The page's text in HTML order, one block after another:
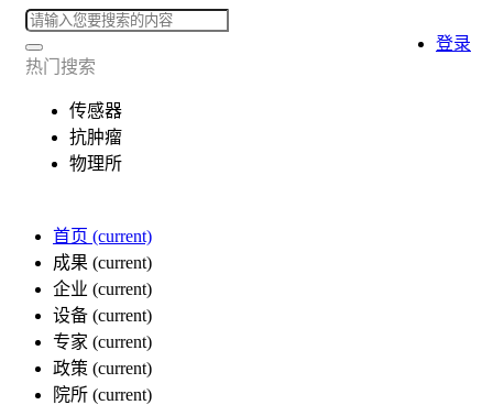
热门搜索
传感器
抗肿瘤
物理所
首页 (current)
成果 (current)
企业 (current)
设备 (current)
专家 (current)
政策 (current)
院所 (current)
登录